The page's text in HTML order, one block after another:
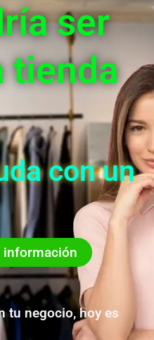
ser
tienda
con un
información
tu negocio, hoy es